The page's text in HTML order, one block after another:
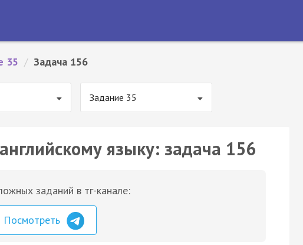
35 / Задача 156
Задание 35
языку: задача 156
заданий в тг-канале:
Посмотреть